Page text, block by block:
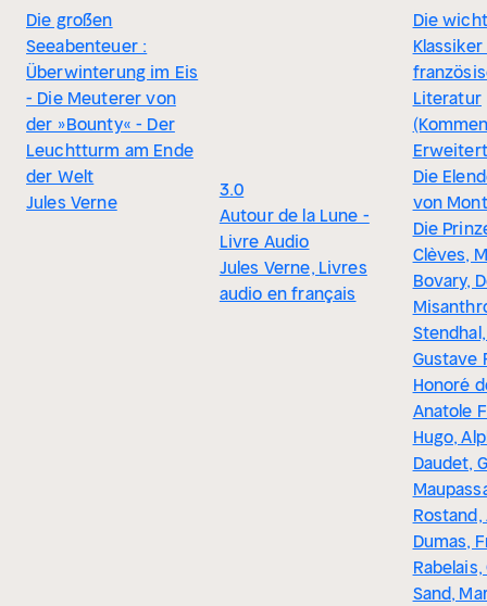
Die großen
Seeabenteuer :
Überwinterung im Eis
- Die Meuterer von
der »Bounty« - Der
Leuchtturm am Ende
der Welt
Jules Verne
3.0
Autour de la Lune -
Livre Audio
Jules Verne, Livres
audio en français
Die
Literatur
Die
von
Die
Clèves,
Bovary,
Gustave
Honoré
Anatole
Hugo,
Daudet,
Dumas,
Sand,